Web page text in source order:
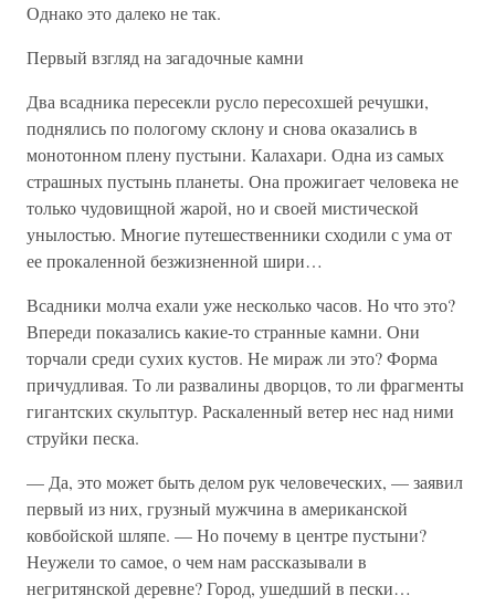
Однако это далеко не так.
Первый взгляд на загадочные камни
Два всадника пересекли русло пересохшей речушки,
поднялись по пологому склону и снова оказались в
монотонном плену пустыни. Калахари. Одна из самых
страшных пустынь планеты. Она прожигает человека не
только чудовищной жарой, но и своей мистической
унылостью. Многие путешественники сходили с ума от
ее прокаленной безжизненной шири…
Всадники молча ехали уже несколько часов. Но что это?
Впереди показались какие-то странные камни. Они
торчали среди сухих кустов. Не мираж ли это? Форма
причудливая. То ли развалины дворцов, то ли фрагменты
гигантских скульптур. Раскаленный ветер нес над ними
струйки песка.
— Да, это может быть делом рук человеческих, — заявил
первый из них, грузный мужчина в американской
ковбойской шляпе. — Но почему в центре пустыни?
Неужели то самое, о чем нам рассказывали в
негритянской деревне? Город, ушедший в пески…